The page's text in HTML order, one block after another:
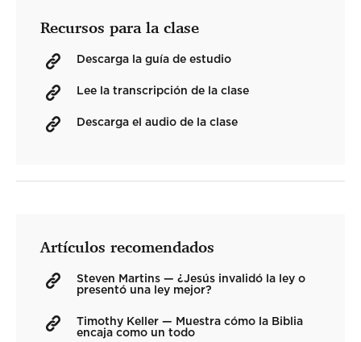
Recursos para la clase
Descarga la guía de estudio
Lee la transcripción de la clase
Descarga el audio de la clase
Artículos recomendados
Steven Martins — ¿Jesús invalidó la ley o
presentó una ley mejor?
Timothy Keller — Muestra cómo la Biblia
encaja como un todo